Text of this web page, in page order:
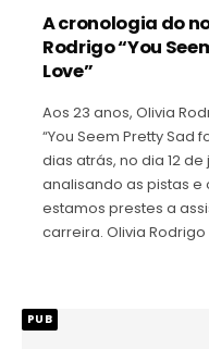
A cronologia do
Rodrigo “You
Love”
Aos 23 anos, Olivia
“You Seem Pretty Sad
dias atrás, no dia 12
analisando as pistas
estamos prestes a
carreira. Olivia
PUB